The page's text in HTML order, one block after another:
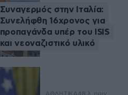
Συναγερμός στην Ιταλία:
Συνελήφθη 16χρονος για
προπαγάνδα υπέρ του ISIS
και νεοναζιστικό υλικό
ΑΘΛΗΤΙΚΑ48 λ. πριν